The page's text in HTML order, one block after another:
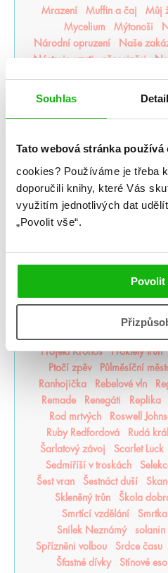
Souhlas
Tato webová stránka používá
cookies? Používáme je třeba
doporučili knihy, které Vás
využitím jednotlivých dat
„Povolit vše“.
Povolit
Mrazení Muffin a čaj
Můj
Mycelium
Mýtonoši
Národní opruzení
Naše
Nástroje smrti
něcosipřej
Ofélie Scaleová
Oko za oko
olaskutunejde
Opačno
Ostrov živlů
Pád zkázy a hněvu
Pamatuj
Panův tajemný odkaz
Pod štítem magie
Poušť v
Pozorovatelka
Prázdné
Příběhy z nového světa
Projekt Kronos
Prokletý trůn
Ptačí zpěv
Půlměsíční
Ranhojička
Rebelové vln
Remade
Renegáti Replika
Rod mrtvých
Roswell
Ruby Redfordová
Rudá
Šarlatový závoj
Scarlet Luck
Sedmiříší v troskách
Šest vran
Šestnáct duší
Skleněný trůn
Škola
Smrtící vzdělání
Smrtka
Snílek Neznámý
solanin
Spřízněni volbou
Srdce času
Šťastné dívky
Stínové eso